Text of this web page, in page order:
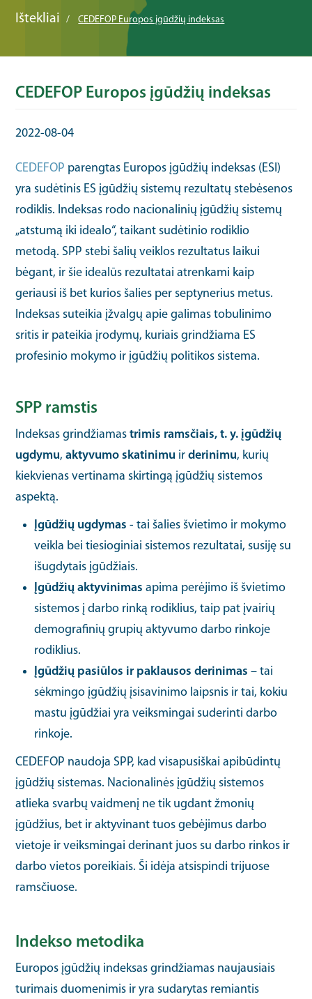
Ištekliai CEDEFOP Europos įgūdžių indeksas
CEDEFOP Europos įgūdžių indeksas
2022-08-04
CEDEFOP parengtas Europos įgūdžių indeksas (ESI)
yra sudėtinis ES įgūdžių sistemų rezultatų stebėsenos
rodiklis. Indeksas rodo nacionalinių įgūdžių sistemų
„atstumą iki idealo“, taikant sudėtinio rodiklio
metodą. SPP stebi šalių veiklos rezultatus laikui
bėgant, ir šie idealūs rezultatai atrenkami kaip
geriausi iš bet kurios šalies per septynerius metus.
Indeksas suteikia įžvalgų apie galimas tobulinimo
sritis ir pateikia įrodymų, kuriais grindžiama ES
profesinio mokymo ir įgūdžių politikos sistema.
SPP ramstis
Indeksas grindžiamastrimis ramsčiais, t. y. įgūdžių
ugdymu,aktyvumo skatinimu irderinimu, kurių
kiekvienas vertinama skirtingą įgūdžių sistemos
aspektą.
Įgūdžių ugdymas - tai šalies švietimo ir mokymo
veikla bei tiesioginiai sistemos rezultatai, susiję su
išugdytais įgūdžiais.
Įgūdžių aktyvinimasapima perėjimo iš švietimo
sistemos į darbo rinką rodiklius, taip pat įvairių
demografinių grupių aktyvumo darbo rinkoje
rodiklius.
Įgūdžių pasiūlos ir paklausos derinimas – tai
sėkmingo įgūdžių įsisavinimo laipsnis ir tai, kokiu
mastu įgūdžiai yra veiksmingai suderinti darbo
rinkoje.
CEDEFOP naudoja SPP, kad visapusiškai apibūdintų
įgūdžių sistemas. Nacionalinės įgūdžių sistemos
atlieka svarbų vaidmenį ne tik ugdant žmonių
įgūdžius, bet ir aktyvinant tuos gebėjimus darbo
vietoje ir veiksmingai derinant juos su darbo rinkos ir
darbo vietos poreikiais. Ši idėja atsispindi trijuose
ramsčiuose.
Indekso metodika
Europos įgūdžių indeksas grindžiamas naujausiais
turimais duomenimis ir yra sudarytas remiantis